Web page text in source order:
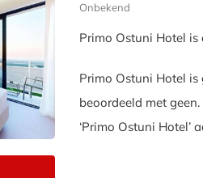
Onbekend
Primo Ostuni Hotel
Primo Ostuni Hotel
beoordeeld met
‘Primo Ostuni Hotel’